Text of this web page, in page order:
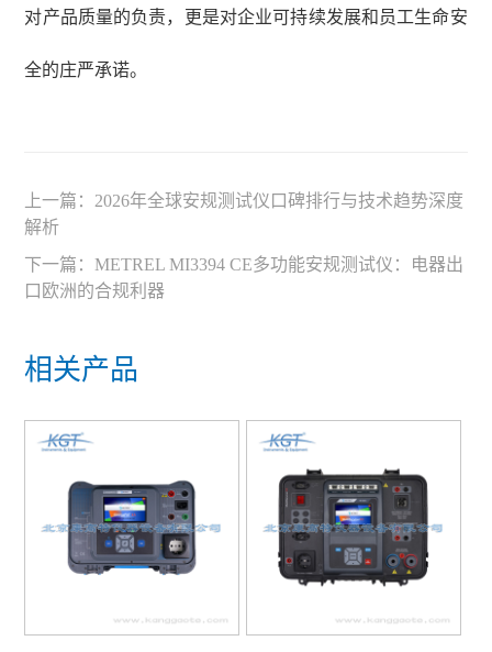
对产品质量的负责，更是对企业可持续发展和员工生命安
全的庄严承诺。
上一篇： 2026年全球安规测试仪口碑排行与技术趋势深度
解析
下一篇：METREL MI3394 CE多功能安规测试仪：电器出
口欧洲的合规利器
相关产品